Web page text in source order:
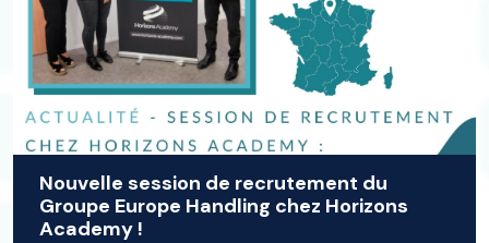
Nouvelle session de recrutement du
Groupe Europe Handling chez Horizons
Academy !